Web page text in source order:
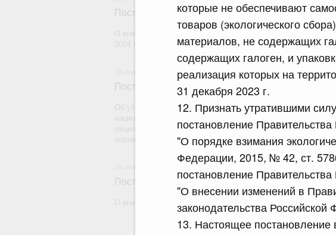
которые не обеспечивают
товаров (экологического
материалов, не содержащих
содержащих галоген, и
реализация которых на
31 декабря 2023 г.
12. Признать утратившими
постановление
"О порядке взимания
Федерации, 2015, № 42, ст.
постановление
"О внесении изменений в
законодательства
13. Настоящее постановление
Постановление Правительства Российской
О внесении изменения в постановление Правительства
Постановление Правительства Российской
Об утверждении Правил уведомления частным
национальной гвардии Российской Федерации
лицензию на осуществление частной детективной
оказание сыскных услуг и об окончании оказания сыскных
Постановление Правительства Российской
О внесении изменений в некоторые акты Правительства